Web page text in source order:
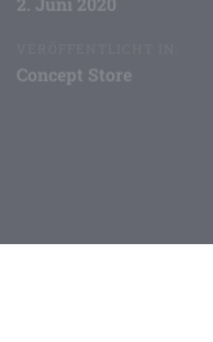
Concept Store